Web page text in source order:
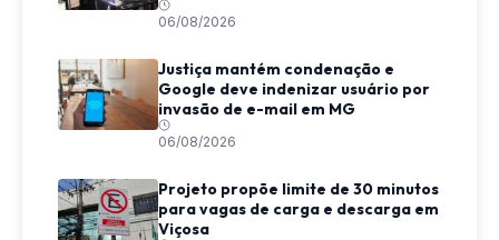
06/08/2026
Justiça mantém condenação e
Google deve indenizar usuário por
invasão de e-mail em MG
06/08/2026
Projeto propõe limite de 30 minutos
para vagas de carga e descarga em
Viçosa